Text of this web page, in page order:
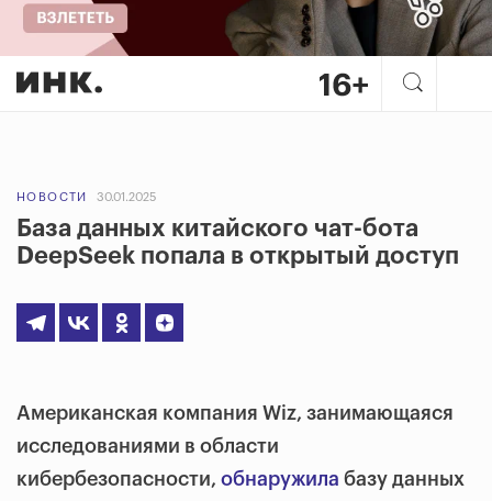
НОВОСТИ 30.01.2025
База данных китайского чат-бота
DeepSeek попала в открытый доступ
Американская компания Wiz, занимающаяся
исследованиями в области
кибербезопасности, обнаружила базу данных